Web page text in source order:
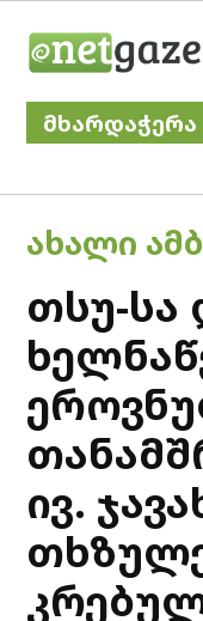
მხარდაჭერა
POSTED
ᲐᲮᲐᲚᲘ
თსუ-სა
ივ.